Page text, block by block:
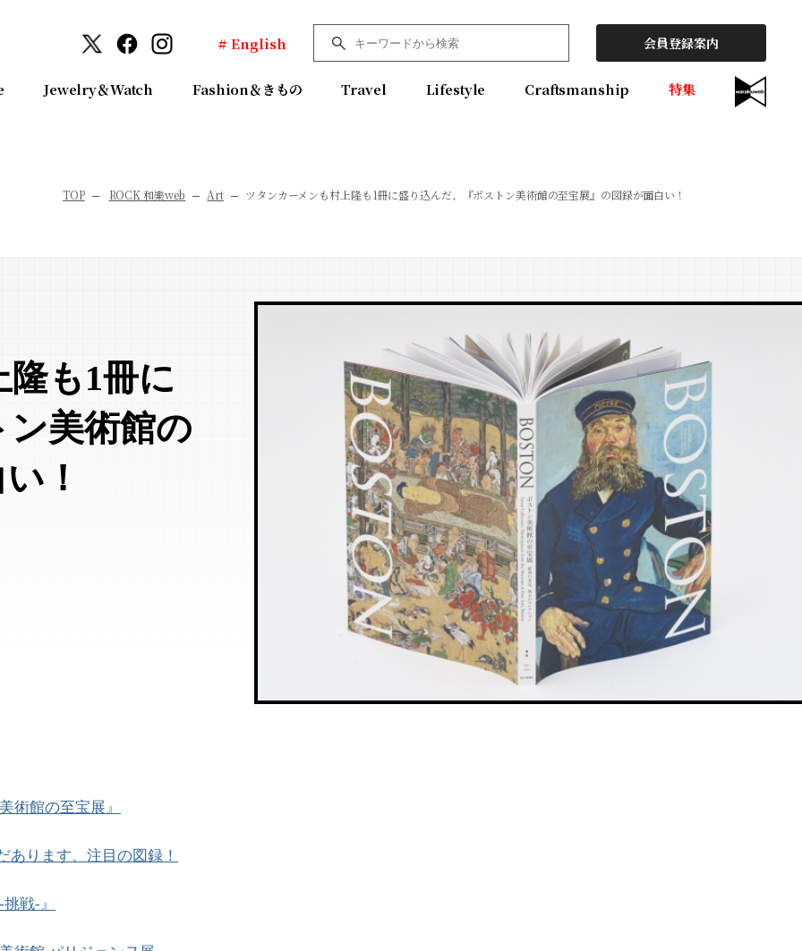
# English 会員登録案内
Jewelry＆Watch Fashion＆きもの Travel Lifestyle Craftsmanship 特集
TOP ROCK 和樂web Art ツタンカーメンも村上隆も1冊に盛り込んだ、『ボストン美術館の至宝展』の図録が面白い！
も1冊に
美術館の
！
術館の至宝展』
あります、注目の図録！
戦-』